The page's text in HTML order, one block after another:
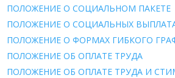
ПОЛОЖЕНИЕ О СОЦИАЛЬНОМ ПАКЕТЕ
ПОЛОЖЕНИЕ О СОЦИАЛЬНЫХ
ПОЛОЖЕНИЕ О ФОРМАХ ГИБКОГО
ПОЛОЖЕНИЕ ОБ ОПЛАТЕ ТРУДА
ПОЛОЖЕНИЕ ОБ ОПЛАТЕ ТРУДА И